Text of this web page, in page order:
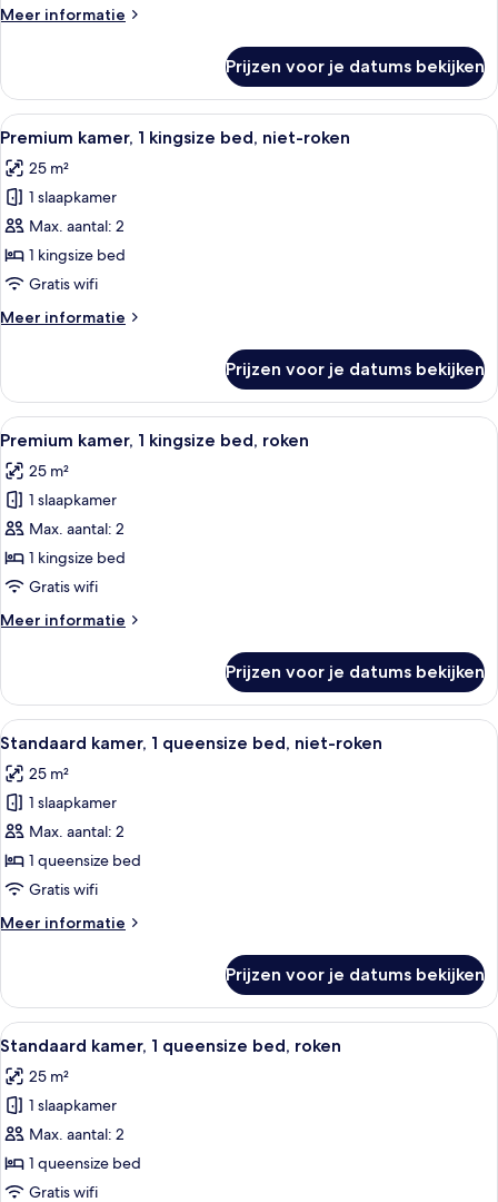
roken
Meer informatie
Meer
kamer,
tweepersoonsbedden,
roken
Prijzen voor je datums bekijken
Alle
foto's
voor
Premium
kamer,
1
kingsize
niet-
Een hotelkamer met een groot bed,
18
Premium kamer, 1 kingsize bed, niet-roken
25 m²
1 slaapkamer
Max. aantal: 2
1 kingsize bed
Gratis wifi
Meer informatie
Meer
kamer,
kingsize
niet-
roken
Prijzen voor je datums bekijken
Alle
foto's
voor
Premium
kamer,
1
kingsize
roken
Een hotelkamer met een groot bed,
22
Premium kamer, 1 kingsize bed, roken
25 m²
1 slaapkamer
Max. aantal: 2
1 kingsize bed
Gratis wifi
Meer informatie
Meer
kamer,
kingsize
roken
Prijzen voor je datums bekijken
Alle
foto's
voor
Standaard
kamer,
1
queensize
niet-
Hotelkamer met twee bedden, een
12
Standaard kamer, 1 queensize bed, niet-roken
25 m²
1 slaapkamer
Max. aantal: 2
1 queensize bed
Gratis wifi
Meer informatie
Meer
kamer,
queensize
niet-
roken
Prijzen voor je datums bekijken
Alle
foto's
voor
Standaard
kamer,
1
queensize
Hotelkamer met twee bedden, een
12
Standaard kamer, 1 queensize bed, roken
25 m²
1 slaapkamer
Max. aantal: 2
1 queensize bed
Gratis wifi